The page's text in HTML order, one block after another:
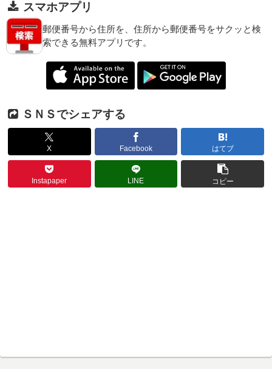
スマホアプリ
郵便番号から住所を、住所から郵便番号をサクッと検
索できる無料アプリです。
ＳＮＳでシェアする
X Facebook はてブ
Instapaper LINE コピー